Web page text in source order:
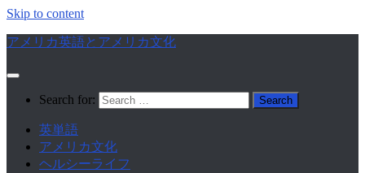
Skip to content
アメリカ英語とアメリカ文化
Search for:
英単語
アメリカ文化
ヘルシーライフ